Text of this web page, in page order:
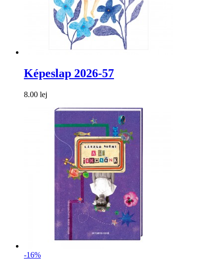
Képeslap 2026-57
8.00 lej
-16%